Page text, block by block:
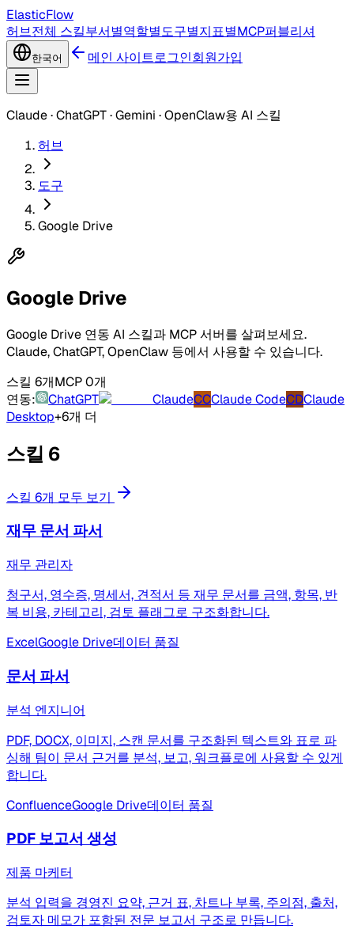
ElasticFlow
허브전체 스킬부서별역할별도구별지표별MCP퍼블리셔
한국어 메인 사이트로그인회원가입
Claude · ChatGPT · Gemini · OpenClaw용 AI 스킬
허브
도구
Google Drive
Google Drive
Google Drive 연동 AI 스킬과 MCP 서버를 살펴보세요.
Claude, ChatGPT, OpenClaw 등에서 사용할 수 있습니다.
스킬 6개MCP 0개
연동:
ChatGPT ClaudeCCClaude CodeCDClaude
Desktop+6개 더
스킬 6
스킬 6개 모두 보기
재무 문서 파서
재무 관리자
청구서, 영수증, 명세서, 견적서 등 재무 문서를 금액, 항목, 반
복 비용, 카테고리, 검토 플래그로 구조화합니다.
ExcelGoogle Drive데이터 품질
문서 파서
분석 엔지니어
PDF, DOCX, 이미지, 스캔 문서를 구조화된 텍스트와 표로 파
싱해 팀이 문서 근거를 분석, 보고, 워크플로에 사용할 수 있게
합니다.
ConfluenceGoogle Drive데이터 품질
PDF 보고서 생성
제품 마케터
분석 입력을 경영진 요약, 근거 표, 차트나 부록, 주의점, 출처,
검토자 메모가 포함된 전문 보고서 구조로 만듭니다.